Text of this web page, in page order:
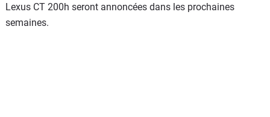
Lexus CT 200h seront annoncées dans les prochaines
semaines.